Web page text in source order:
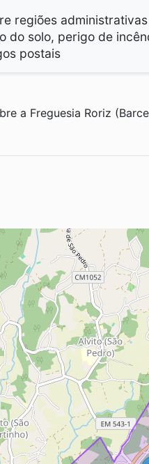
regiões
do solo, perigo de
postais
a Freguesia Roriz